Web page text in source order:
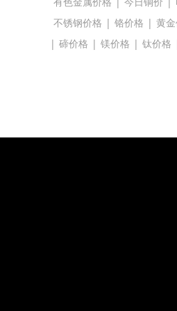
不锈钢价格 | 铬价格 | 黄
| 碲价格 | 镁价格 | 钛价格